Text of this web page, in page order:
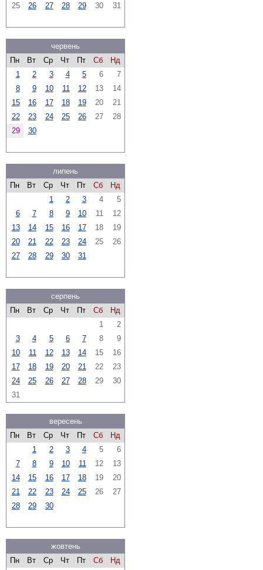
25
26 27 28 29 30 31
червень
Пн
Вт Ср Чт Пт Сб
Нд
1
2 3 4 5 6
7
8
9 10 11 12 13
14
15
16 17 18 19 20
21
22
23 24 25 26 27
28
29
30
липень
Пн
Вт Ср Чт Пт Сб
Нд
1
2 3 4
5
6
7 8 9 10 11
12
13
14 15 16 17 18
19
20
21 22 23 24 25
26
27
28 29 30 31
серпень
Пн
Вт Ср Чт Пт Сб
Нд
1
2
3
4 5 6 7 8
9
10
11 12 13 14 15
16
17
18 19 20 21 22
23
24
25 26 27 28 29
30
31
вересень
Пн
Вт Ср Чт Пт Сб
Нд
1
2 3 4 5
6
7
8 9 10 11 12
13
14
15 16 17 18 19
20
21
22 23 24 25 26
27
28
29 30
жовтень
Пн
Вт Ср Чт Пт Сб
Нд